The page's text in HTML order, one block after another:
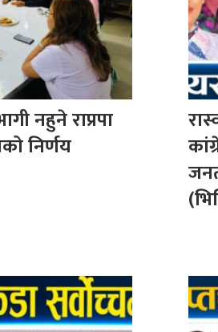
नहुने राप्रपा
निर्णय